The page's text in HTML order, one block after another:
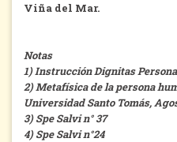
Viña del Mar.
Notas
1) Instrucción Dignitas
2) Metafísica de la persona
Universidad Santo Tomás,
3) Spe Salvi n° 37
4) Spe Salvi n°24